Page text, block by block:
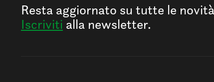
Resta aggiornato su tutte le
Iscriviti alla newsletter.